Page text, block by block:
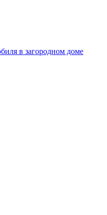
в загородном доме